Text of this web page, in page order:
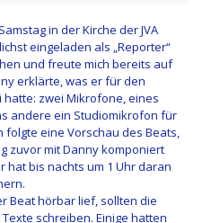
in der Kirche der JVA
eingeladen als „Reporter“
und freute mich bereits auf
erklärte, was er für den
zwei Mikrofone, eines
andere ein Studiomikrofon für
eine Vorschau des Beats,
zuvor mit Danny komponiert
hat bis nachts um 1 Uhr daran
Beat hörbar lief, sollten die
schreiben. Einige hatten